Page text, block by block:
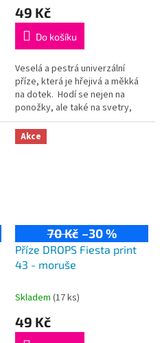
49 Kč
Do košíku
Veselá a pestrá univerzální
příze, která je hřejivá a měkká
na dotek. Hodí se nejen na
ponožky, ale také na svetry,
kardigany či čepice! Složení:
75% vlna, 25% polyamid...
Akce
70 Kč –30 %
Příze DROPS Fiesta print
43 - moruše
Skladem (17 ks)
49 Kč